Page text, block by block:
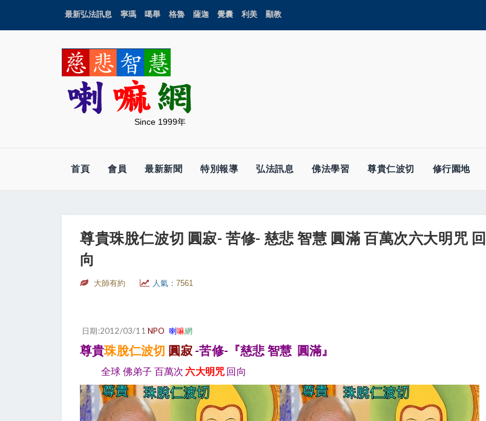
最新弘法訊息 寧瑪 噶舉 格魯 薩迦 覺囊 利美 顯教
Since 1999年
首頁 會員 最新新聞 特別報導 弘法訊息 佛法學習 尊貴仁波切 修行園地
尊貴珠脫仁波切 圓寂- 苦修- 慈悲 智慧 圓滿 百萬次六大明咒 回
向
大師有約 人氣： 7561
日期:2012/03/11 NPO 喇嘛網
尊貴珠脫仁波切 圓寂 -苦修-『慈悲 智慧 圓滿』
全球 佛弟子 百萬次 六大明咒 回向